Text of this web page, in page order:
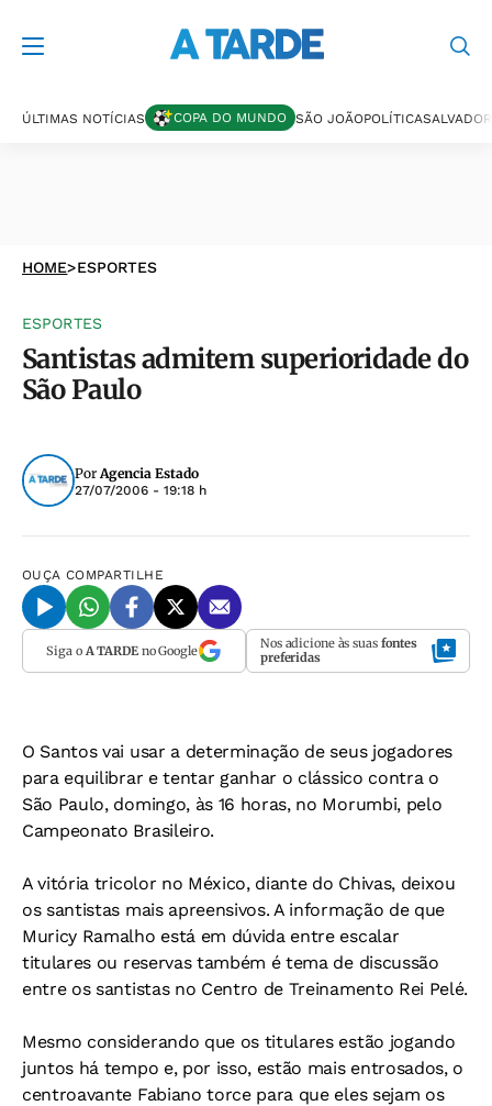
ÚLTIMAS NOTÍCIAS COPA DO MUNDO SÃO JOÃOPOLÍTICASALVADOR
HOME>ESPORTES
ESPORTES
Santistas admitem superioridade do
São Paulo
PorAgencia Estado
27/07/2006 - 19:18 h
OUÇA COMPARTILHE
Siga o A TARDEno Google Nos adicione às suas fontes
preferidas
O Santos vai usar a determinação de seus jogadores
para equilibrar e tentar ganhar o clássico contra o
São Paulo, domingo, às 16 horas, no Morumbi, pelo
Campeonato Brasileiro.
A vitória tricolor no México, diante do Chivas, deixou
os santistas mais apreensivos. A informação de que
Muricy Ramalho está em dúvida entre escalar
titulares ou reservas também é tema de discussão
entre os santistas no Centro de Treinamento Rei Pelé.
Mesmo considerando que os titulares estão jogando
juntos há tempo e, por isso, estão mais entrosados, o
centroavante Fabiano torce para que eles sejam os